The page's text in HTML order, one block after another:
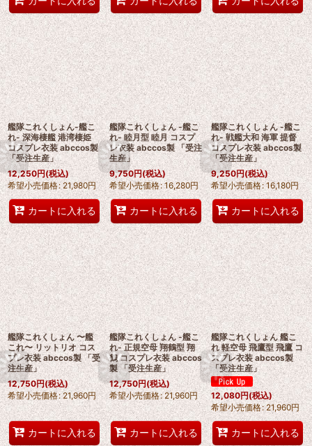
艦隊これくしょん-艦こ
れ- 深海棲艦 港湾棲姫
コスプレ衣装 abccos製
「受注生産」
12,250円(税込)
希望小売価格: 21,980円
カートに入れる
艦隊これくしょん -艦こ
れ- 睦月型 睦月 コスプ
レ衣装 abccos製 「受注
生産」
9,750円(税込)
希望小売価格: 16,280円
カートに入れる
艦隊これくしょん -艦こ
れ- 戦艦大和 海軍 提督
コスプレ衣装 abccos製
「受注生産」
9,250円(税込)
希望小売価格: 16,180円
カートに入れる
艦隊これくしょん 〜艦
これ〜 リットリオ コス
プレ衣装 abccos製 「受
注生産」
12,750円(税込)
希望小売価格: 21,960円
カートに入れる
艦隊これくしょん -艦こ
れ- 正規空母 翔鶴型 翔
鶴 コスプレ衣装 abccos
製 「受注生産」
12,750円(税込)
希望小売価格: 21,960円
カートに入れる
艦隊これくしょん 艦こ
れ 軽空母 飛鷹型 飛鷹 コ
スプレ衣装 abccos製
「受注生産」
12,080円(税込)
希望小売価格: 21,960円
カートに入れる